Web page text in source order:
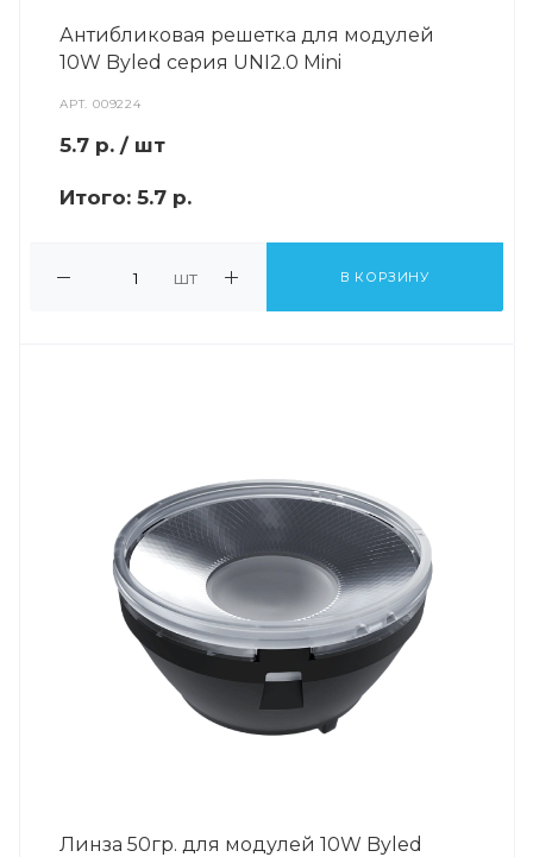
Антибликовая решетка для модулей
10W Byled серия UNI2.0 Mini
АРТ.009224
5.7 р. / шт
Итого: 5.7 р.
шт В КОРЗИНУ
Линза 50гр. для модулей 10W Byled